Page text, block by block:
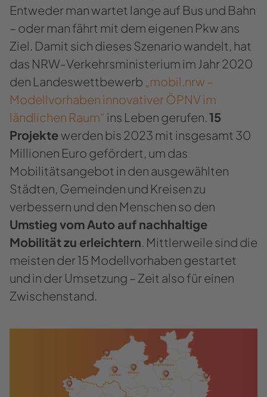
Entweder man wartet lange auf Bus und Bahn
– oder man fährt mit dem eigenen Pkw ans
Ziel. Damit sich dieses Szenario wandelt, hat
das NRW-Verkehrsministerium im Jahr 2020
den Landeswettbewerb „mobil.nrw –
Modellvorhaben innovativer ÖPNV im
ländlichen Raum“ ins Leben gerufen. 15
Projektewerden bis 2023 mit insgesamt 30
Millionen Euro gefördert, um das
Mobilitätsangebot in den ausgewählten
Städten, Gemeinden und Kreisen zu
verbessern und den Menschen so den
Umstieg vom Auto auf nachhaltige
Mobilität zu erleichtern . Mittlerweile sind die
meisten der 15 Modellvorhaben gestartet
und in der Umsetzung – Zeit also für einen
Zwischenstand.